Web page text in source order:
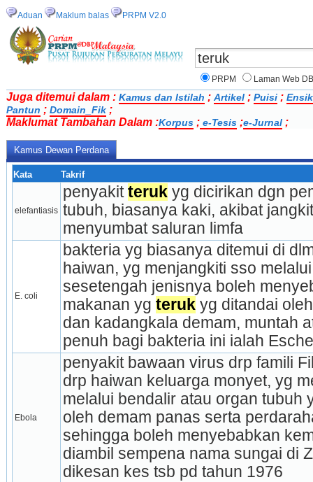
Aduan Maklum balas PRPM V2.0
PRPM Laman Web
Juga ditemui dalam : Kamus dan Istilah ; Artikel ; Puisi ;
Pantun ; Domain_Fik ;
Maklumat Tambahan Dalam :Korpus ; e-Tesis ;e-Jurnal ;
Kamus Dewan Perdana
Kata Takrif
elefantiasis
penyakit teruk yg dicirikan dgn
tubuh, biasanya kaki, akibat
menyumbat saluran limfa
E. coli
bakteria yg biasanya ditemui di
haiwan, yg menjangkiti sso
sesetengah jenisnya boleh
makanan yg teruk yg ditandai
dan kadangkala demam, muntah
penuh bagi bakteria ini ialah
Ebola
penyakit bawaan virus drp famili
drp haiwan keluarga monyet, yg
melalui bendalir atau organ tubuh
oleh demam panas serta
sehingga boleh menyebabkan
diambil sempena nama sungai di
dikesan kes tsb pd tahun 1976